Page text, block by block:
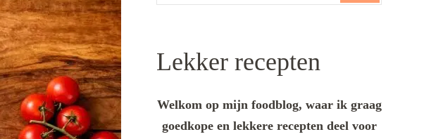
Lekker recepten
Welkom op mijn foodblog, waar ik graag
goedkope en lekkere recepten deel voor